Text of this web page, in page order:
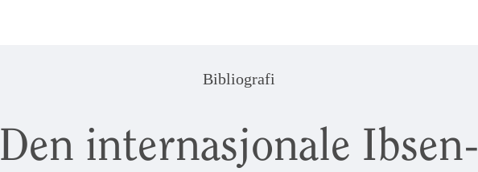
Bibliografi
Den internasjonale Ibsen-